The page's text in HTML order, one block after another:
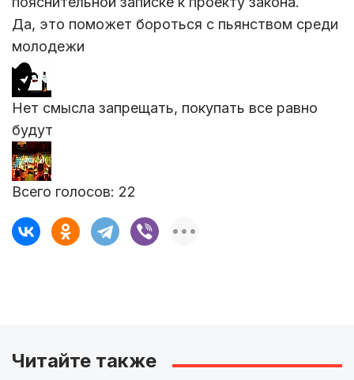
Да, это поможет бороться с пьянством среди
молодежи
Нет смысла запрещать, покупать все равно
будут
Всего голосов: 22
Читайте также